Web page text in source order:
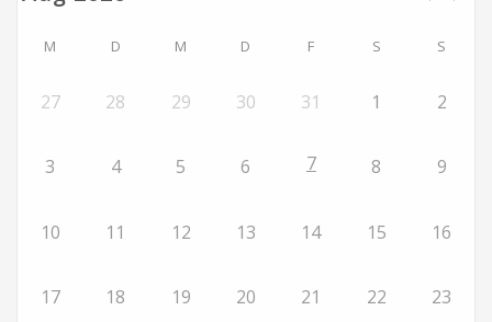
M D M D F S S
27 28 29 30 31 1 2
3 4 5 6 7 8 9
10 11 12 13 14 15 16
17 18 19 20 21 22 23